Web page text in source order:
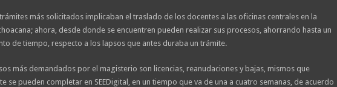
más solicitados implicaban el traslado de los docentes a las oficinas centrales en la
ahora, desde donde se encuentren pueden realizar sus procesos, ahorrando hasta un
de tiempo, respecto a los lapsos que antes duraba un trámite.
más demandados por el magisterio son licencias, reanudaciones y bajas, mismos que
se pueden completar en SEEDigital, en un tiempo que va de una a cuatro semanas, de acuerdo